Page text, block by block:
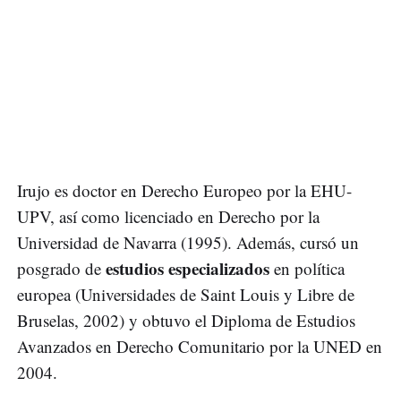
Irujo es doctor en Derecho Europeo por la EHU-
UPV, así como licenciado en Derecho por la
Universidad de Navarra (1995). Además, cursó un
posgrado de estudios especializados en política
europea (Universidades de Saint Louis y Libre de
Bruselas, 2002) y obtuvo el Diploma de Estudios
Avanzados en Derecho Comunitario por la UNED en
2004.